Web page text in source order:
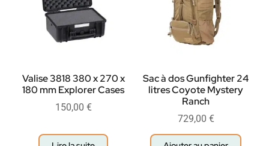
Valise 3818 380 x 270 x
180 mm Explorer Cases
150,00 €
Sac à dos Gunfighter 24
litres Coyote Mystery
Ranch
729,00 €